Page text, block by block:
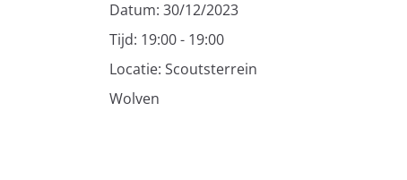
Datum: 30/12/2023
Tijd: 19:00 - 19:00
Locatie: Scoutsterrein
Wolven